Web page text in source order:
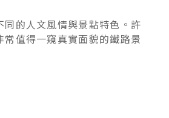
的人文風情與景點特色。許
值得一窺真實面貌的鐵路景